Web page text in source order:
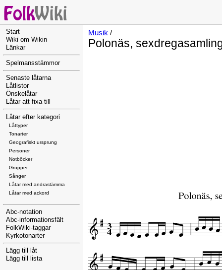
Start
Wiki om Wikin
Länkar
Spelmansstämmor
Senaste låtarna
Låtlistor
Önskelåtar
Låtar att fixa till
Låtar efter kategori
Låttyper
Tonarter
Geografiskt ursprung
Personer
Notböcker
Grupper
Sånger
Låtar med andrastämma
Låtar med ackord
Abc-notation
Abc-informationsfält
FolkWiki-taggar
Kyrkotonarter
Lägg till låt
Lägg till lista
Musik /
Polonäs,